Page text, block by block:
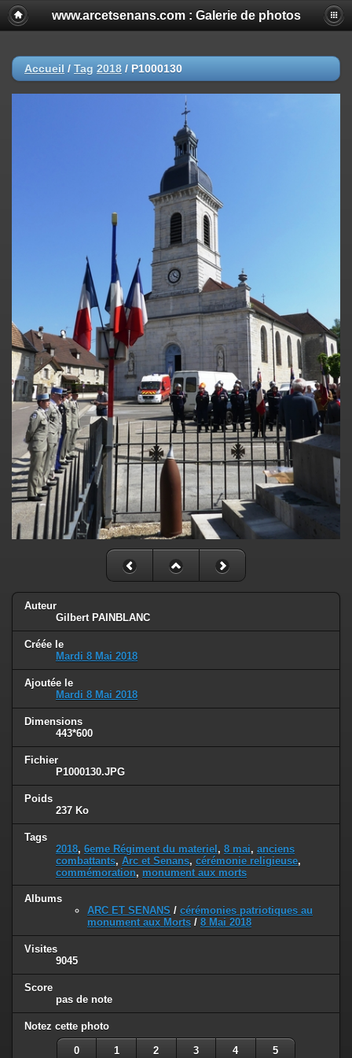
www.arcetsenans.com : Galerie de photos
Accueil / Tag 2018 / P1000130
Auteur
Gilbert PAINBLANC
Créée le
Mardi 8 Mai 2018
Ajoutée le
Mardi 8 Mai 2018
Dimensions
443*600
Fichier
P1000130.JPG
Poids
237 Ko
Tags
2018, 6eme Régiment du materiel, 8 mai, anciens
combattants, Arc et Senans, cérémonie religieuse,
commémoration, monument aux morts
Albums
ARC ET SENANS / cérémonies patriotiques au
monument aux Morts / 8 Mai 2018
Visites
9045
Score
pas de note
Notez cette photo
0 1 2 3 4 5